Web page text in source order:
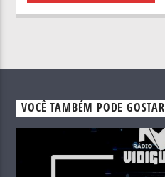
VOCÊ TAMBÉM PODE GOSTAR